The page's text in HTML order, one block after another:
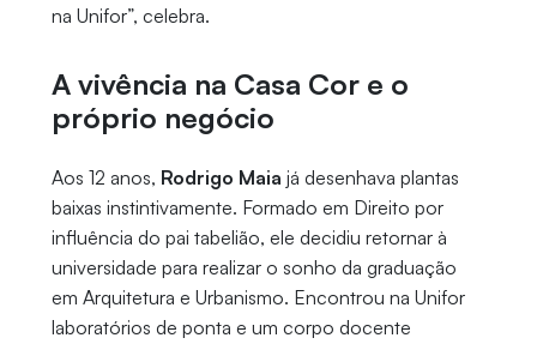
na Unifor”, celebra.
A vivência na Casa Cor e o
próprio negócio
Aos 12 anos, Rodrigo Maia já desenhava plantas
baixas instintivamente. Formado em Direito por
influência do pai tabelião, ele decidiu retornar à
universidade para realizar o sonho da graduação
em Arquitetura e Urbanismo. Encontrou na Unifor
laboratórios de ponta e um corpo docente